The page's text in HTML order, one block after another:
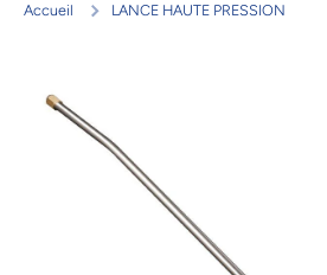
Accueil LANCE HAUTE PRESSION